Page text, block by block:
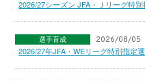
2026/27シーズン JFA・Ｊリーグ特
選手育成 2026/08/05
2026/27年JFA・WEリーグ特別指定